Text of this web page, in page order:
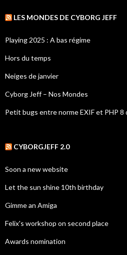
LES MONDES DE CYBORG JEFF
Playing 2025 : A bas régime
Hors du temps
Neiges de janvier
Cyborg Jeff – Nos Mondes
Petit bugs entre norme EXIF et PHP
CYBORGJEFF 2.0
Soon a new website
Let the sun shine 10th birthday
Gimme an Amiga
Felix's workshop on second place
Awards nomination